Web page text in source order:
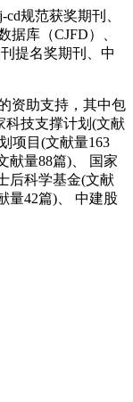
规范获奖期刊、
库（CJFD）、
提名奖期刊、中
资助支持，其中包
科技支撑计划(文献
项目(文献量163
献量88篇)、 国家
后科学基金(文献
量42篇)、 中建股